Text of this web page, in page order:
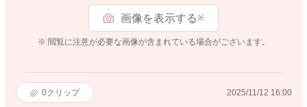
画像を表示する※
※ 閲覧に注意が必要な画像が含まれている場合がございます。
0クリップ 2025/11/12 16:00